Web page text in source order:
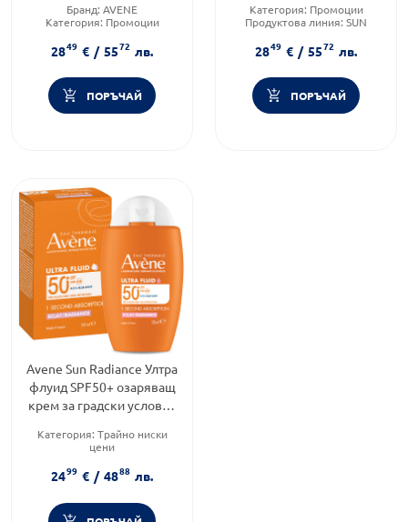
Бранд: AVENE
Категория: Промоции
2849 € / 5572 лв.
ПОРЪЧАЙ
40мл
Категория: Промоции
Продуктова линия: SUN
2849 € / 5572 лв.
ПОРЪЧАЙ
Avene Sun Radiance Ултра
флуид SPF50+ озаряващ
крем за градски условия
Категория: Трайно ниски
цени
RADIANCE
Форма на продукта:крем
2499 € / 4888 лв.